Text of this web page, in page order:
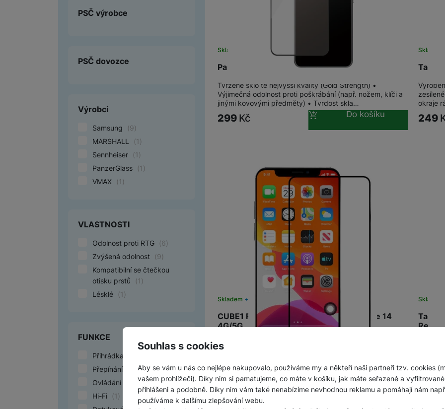
Souhlas s cookies
Aby se vám u nás co nejlépe nakupovalo, používáme my a někteří naši partneři tzv. cookies
vašem prohlížeči). Díky nim si pamatujeme, co máte v košíku, jak máte seřazené a
přihlášeni a podobně. Díky nim vám také nenabízíme nevhodnou reklamu a pomáhají nám
používáme k dalšímu zlepšování webu.
PSČ výrobce
PSČ dovozce
Výrobci
Samsung (9)
MARSHALL
(1 )
Sennheiser
(1 )
PanzerGlass
(1 )
VMAX
(1 )
VLASTNOSTI
Odolnost proti RTG (6)
Zvýšená odolnost
(9)
Kompatibilní se čtečkou
otisku prstů
(1 )
Lésklé
(1 )
FUNKCE
Přihrádka na kreditku
Přepínání skladeb (2 )
Ovládání hlasitosti (2)
Hi-Fi
(1 )
PanzerGlass Xiaomi Redmi Note 14
Skladem na 5 prodejnách
Tvrzené sklo té nejvyšší kvality (Gold Strength) •
Výjimečná odolnost proti poškrábání (např. nožem, klíči a
jinými kovovými předměty) • Tvrdost skla…
299 Kč Do košíku
Skladem
okraje
249
CUBE1 Full Cover sklo 2.5 Xia. Redmi Note 14
4G/5G
Skladem na 12 prodejnách
Kvalitní ochranné tvrzené sklo CUBE1 o tloušťce 0,33 mm
2.5D s tvrdostí 9H vyrobené z japonského materiálu Asahi
-50 % 399
Ušetříte
Kč
199Kč
Do košíku
Red
Skladem
Vnitřní